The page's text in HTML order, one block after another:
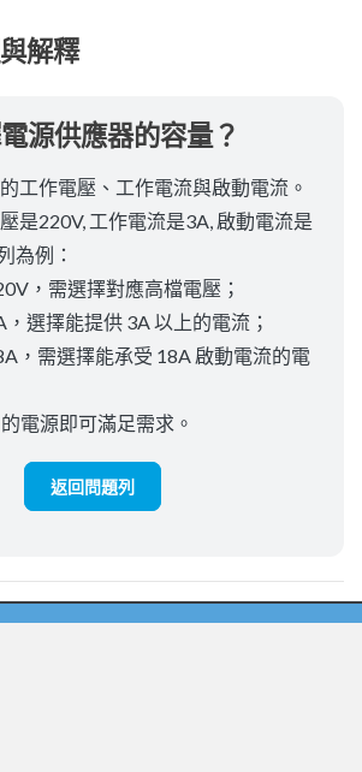
解釋
源供應器的容量？
工作電壓、工作電流與啟動電流。
是220V, 工作電流是3A, 啟動電流是
為例：
，需選擇對應高檔電壓；
，選擇能提供 3A 以上的電流；
，需選擇能承受 18A 啟動電流的電
電源即可滿足需求。
返回問題列